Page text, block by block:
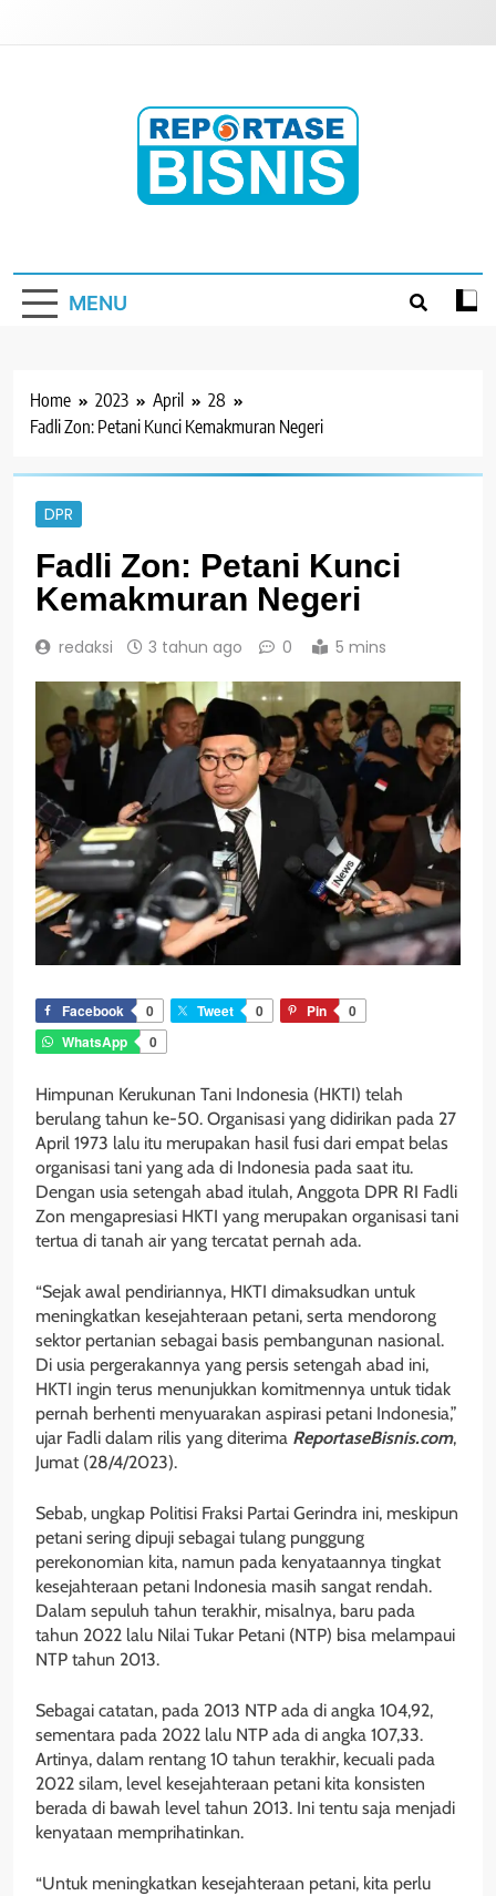
MENU
Home 2023 April
28
Fadli Zon: Petani Kunci Kemakmuran Negeri
DPR
Fadli Zon: Petani Kunci
Kemakmuran Negeri
redaksi 3 tahun ago 0 5 mins
Facebook 0 Tweet 0 Pin
0
WhatsApp
0
Himpunan Kerukunan Tani Indonesia (HKTI) telah
berulang tahun ke-50. Organisasi yang didirikan pada 27
April 1973 lalu itu merupakan hasil fusi dari empat belas
organisasi tani yang ada di Indonesia pada saat itu.
Dengan usia setengah abad itulah, Anggota DPR RI Fadli
Zon mengapresiasi HKTI yang merupakan organisasi tani
tertua di tanah air yang tercatat pernah ada.
“Sejak awal pendiriannya, HKTI dimaksudkan untuk
meningkatkan kesejahteraan petani, serta mendorong
sektor pertanian sebagai basis pembangunan nasional.
Di usia pergerakannya yang persis setengah abad ini,
HKTI ingin terus menunjukkan komitmennya untuk tidak
pernah berhenti menyuarakan aspirasi petani Indonesia,”
ujar Fadli dalam rilis yang diterima ReportaseBisnis.com,
Jumat (28/4/2023).
Sebab, ungkap Politisi Fraksi Partai Gerindra ini, meskipun
petani sering dipuji sebagai tulang punggung
perekonomian kita, namun pada kenyataannya tingkat
kesejahteraan petani Indonesia masih sangat rendah.
Dalam sepuluh tahun terakhir, misalnya, baru pada
tahun 2022 lalu Nilai Tukar Petani (NTP) bisa melampaui
NTP tahun 2013.
Sebagai catatan, pada 2013 NTP ada di angka 104,92,
sementara pada 2022 lalu NTP ada di angka 107,33.
Artinya, dalam rentang 10 tahun terakhir, kecuali pada
2022 silam, level kesejahteraan petani kita konsisten
berada di bawah level tahun 2013. Ini tentu saja menjadi
kenyataan memprihatinkan.
“Untuk meningkatkan kesejahteraan petani, kita perlu